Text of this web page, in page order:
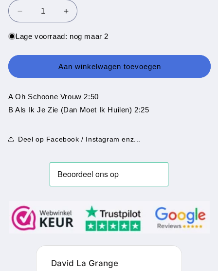
Aantal
verlagen
voor
Biesterveld
Oh
Vrouw
Aantal
verhogen
voor
Biesterveld
-
Oh
Vrouw
Lage voorraad: nog maar 2
Aan winkelwagen toevoegen
A Oh Schoone Vrouw 2:50
B Als Ik Je Zie (Dan Moet Ik Huilen) 2:25
Deel op Facebook / Instagram enz...